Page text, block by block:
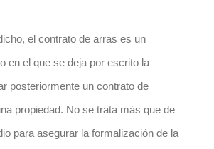
el contratode arras es un
en el que se deja por escrito la
posteriormente un contrato de
propiedad. No se trata más que de
para asegurar la formalización de la